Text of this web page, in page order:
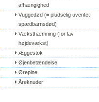
afhængighed
Vuggedød (= pludselig uventet
spædbarnsdød)
Væksthæmning (for lav
højdevækst)
Æggestok
Øjenbetændelse
Ørepine
Åreknuder